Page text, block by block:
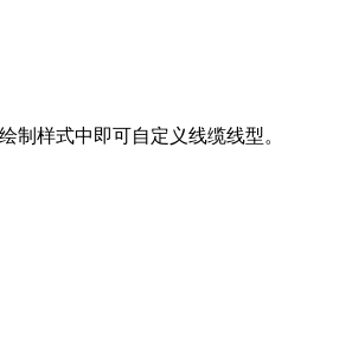
制样式中即可自定义线缆线型。